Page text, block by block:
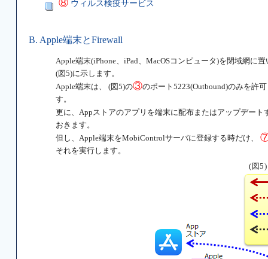
⑧ ウィルス検疫サービス
B. Apple端末とFirewall
Apple端末(iPhone、iPad、MacOSコンピュータ)を閉域網に
(図5)に示します。
Apple端末は、 (図5)の③のポート5223(Outbound)のみを許
す。
更に、Appストアのアプリを端末に配布またはアップデート
おきます。
但し、Apple端末をMobiControlサーバに登録する時だけ、
それを実行します。
(図5)